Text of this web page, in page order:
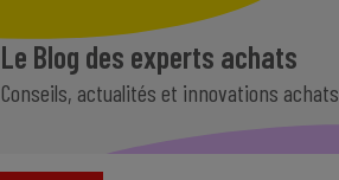
Le Blog des experts achats
Conseils, actualités et innovations achats